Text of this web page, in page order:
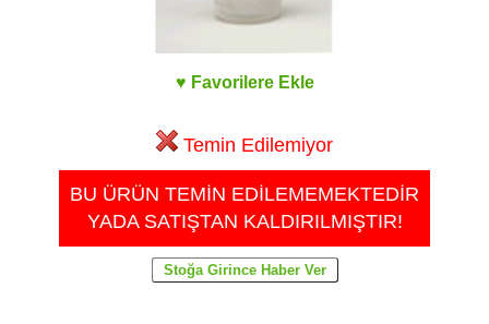
♥ Favorilere Ekle
Temin Edilemiyor
BU ÜRÜN TEMİN EDİLEMEMEKTEDİR
YADA SATIŞTAN KALDIRILMIŞTIR!